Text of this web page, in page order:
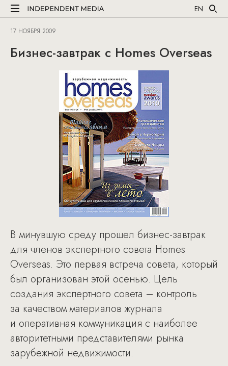
EN
17 НОЯБРЯ 2009
Бизнес-завтрак с Homes Overseas
В минувшую среду прошел бизнес-завтрак
для членов экспертного совета Homes
Overseas. Это первая встреча совета, который
был организован этой осенью. Цель
создания экспертного совета – контроль
за качеством материалов журнала
и оперативная коммуникация с наиболее
авторитетными представителями рынка
зарубежной недвижимости.